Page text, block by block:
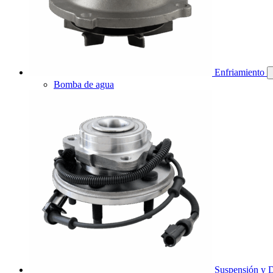
Enfriamiento
Bomba de agua
Suspensión y